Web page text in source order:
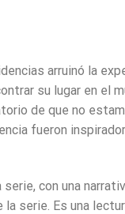
arruinó la
su lugar en el
de que no
fueron
con una
serie. Es una